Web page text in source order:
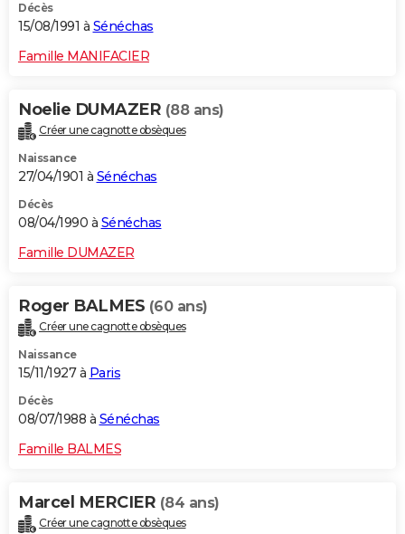
Décès
15/08/1991 à Sénéchas
Famille MANIFACIER
Noelie DUMAZER (88 ans)
Créer une cagnotte obsèques
Naissance
27/04/1901 à Sénéchas
Décès
08/04/1990 à Sénéchas
Famille DUMAZER
Roger BALMES (60 ans)
Créer une cagnotte obsèques
Naissance
15/11/1927 à Paris
Décès
08/07/1988 à Sénéchas
Famille BALMES
Marcel MERCIER (84 ans)
Créer une cagnotte obsèques